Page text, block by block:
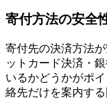
寄付方法の安全
寄付先の決済方法
ットカード決済・
いるかどうかがポ
絡先だけを案内す